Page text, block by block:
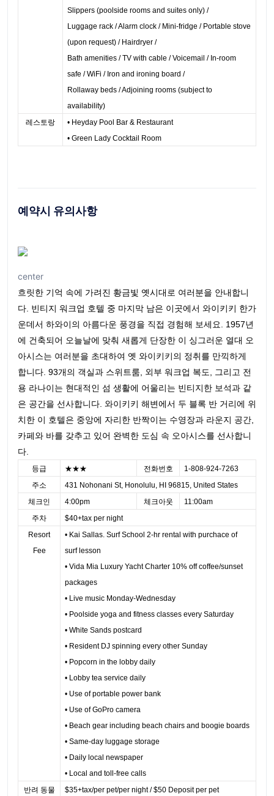
Slippers (poolside rooms and suites only) /
Luggage rack / Alarm clock / Mini-fridge / Portable stove
(upon request) / Hairdryer /
Bath amenities / TV with cable / Voicemail / In-room
safe / WiFi / Iron and ironing board /
Rollaway beds / Adjoining rooms (subject to
availability)
레스토랑
• Heyday Pool Bar & Restaurant
• ​Green Lady Cocktail Room
예약시 유의사항
center
흐릿한 기억 속에 가려진 황금빛 옛시대로 여러분을 안내합니
다. 빈티지 워크업 호텔 중 마지막 남은 이곳에서 와이키키 한가
운데서 하와이의 아름다운 풍경을 직접 경험해 보세요. 1957년
에 건축되어 오늘날에 맞춰 새롭게 단장한 이 싱그러운 열대 오
아시스는 여러분을 초대하여 옛 와이키키의 정취를 만끽하게
합니다. 93개의 객실과 스위트룸, 외부 워크업 복도, 그리고 전
용 라나이는 현대적인 섬 생활에 어울리는 빈티지한 보석과 같
은 공간을 선사합니다. 와이키키 해변에서 두 블록 반 거리에 위
치한 이 호텔은 중앙에 자리한 반짝이는 수영장과 라운지 공간,
카페와 바를 갖추고 있어 완벽한 도심 속 오아시스를 선사합니
다.
등급 ★★★ 전화번호
1-808-924-7263
주소
431 Nohonani St, Honolulu, HI 96815, United States
체크인
4:00pm 체크아웃
11:00am
주차
$40+tax per night
Resort
Fee
• Kai Sallas. Surf School 2-hr rental with purchace of
surf lesson
• Vida Mia Luxury Yacht Charter 10% off coffee/sunset
packages
• Live music Monday-Wednesday
• Poolside yoga and fitness classes every Saturday
• White Sands postcard
• Resident DJ spinning every other Sunday
• Popcorn in the lobby daily
• Lobby tea service daily
• Use of portable power bank
• Use of GoPro camera
• Beach gear including beach chairs and boogie boards
• Same-day luggage storage
• Daily local newspaper
• Local and toll-free calls
반려 동물
$35+tax/per pet/per night / $50 Deposit per pet